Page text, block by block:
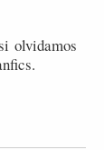
olvidamos